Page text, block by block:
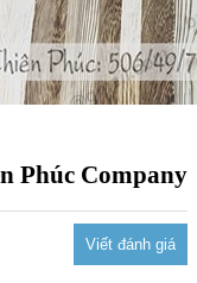
Phúc Company